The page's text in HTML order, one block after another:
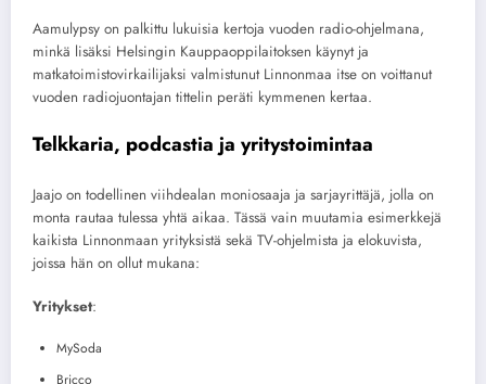
Aamulypsy on palkittu lukuisia kertoja vuoden radio-ohjelmana,
minkä lisäksi Helsingin Kauppaoppilaitoksen käynyt ja
matkatoimistovirkailijaksi valmistunut Linnonmaa itse on voittanut
vuoden radiojuontajan tittelin peräti kymmenen kertaa.
Telkkaria, podcastia ja yritystoimintaa
Jaajo on todellinen viihdealan moniosaaja ja sarjayrittäjä, jolla on
monta rautaa tulessa yhtä aikaa. Tässä vain muutamia esimerkkejä
kaikista Linnonmaan yrityksistä sekä TV-ohjelmista ja elokuvista,
joissa hän on ollut mukana:
Yritykset:
MySoda
Bricco